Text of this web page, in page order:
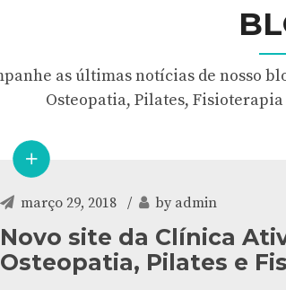
as últimas notícias de nosso
Osteopatia, Pilates, Fisioterapia
março 29, 2018 by admin
Novo site da Clínica
Osteopatia, Pilates e